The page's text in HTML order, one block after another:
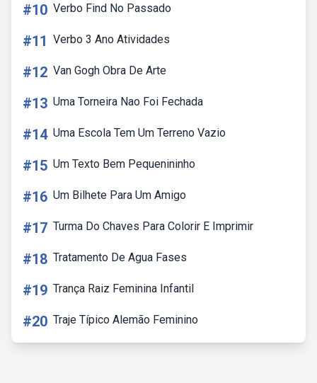
#10 Verbo Find No Passado
#11 Verbo 3 Ano Atividades
#12 Van Gogh Obra De Arte
#13 Uma Torneira Nao Foi Fechada
#14 Uma Escola Tem Um Terreno Vazio
#15 Um Texto Bem Pequenininho
#16 Um Bilhete Para Um Amigo
#17 Turma Do Chaves Para Colorir E Imprimir
#18 Tratamento De Agua Fases
#19 Trança Raiz Feminina Infantil
#20 Traje Típico Alemão Feminino